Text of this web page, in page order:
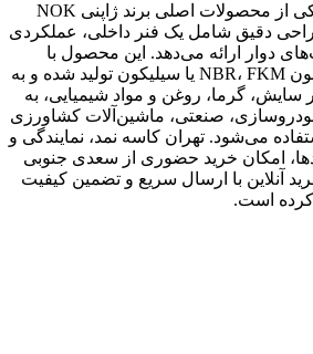
کاسه نمد فنر‌دار NOK یکی از محصولات اصلی برند ژاپنی NOK
دقیق شامل یک فنر داخلی، عملکردی
دوار ارائه می‌دهد. این محصول با
استفاده از متریال‌هایی چون NBR، FKM یا سیلیکون تولید شده و به
سایش، گرما، روغن و مواد شیمیایی، به
صنعتی، ماشین‌آلات کشاورزی
می‌شود. تهران کاسه نمد، نمایندگی و
امکان خرید حضوری از سعدی جنوبی
آنلاین با ارسال سریع و تضمین کیفیت
کرده است.